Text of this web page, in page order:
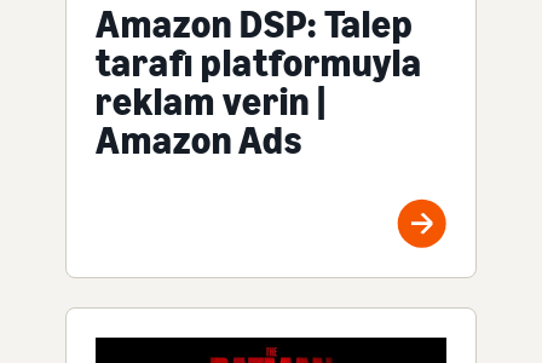
Amazon DSP: Talep
tarafı platformuyla
reklam verin |
Amazon Ads